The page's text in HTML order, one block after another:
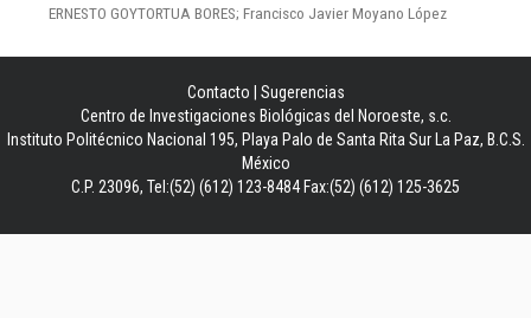
ERNESTO GOYTORTUA BORES; Francisco Javier Moyano López
Contacto
Sugerencias
Centro de Investigaciones Biológicas del Noroeste, s.c.
Instituto Politécnico Nacional 195, Playa Palo de Santa Rita Sur La Paz, B.C.S.
México
C.P. 23096, Tel:(52) (612) 123-8484 Fax:(52) (612) 125-3625